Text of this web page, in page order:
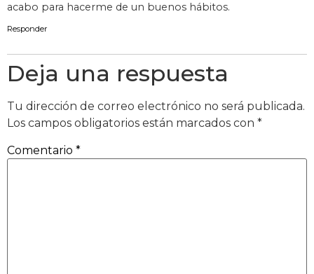
acabo para hacerme de un buenos hábitos.
Responder
Deja una respuesta
Tu dirección de correo electrónico no será publicada.
Los campos obligatorios están marcados con *
Comentario *